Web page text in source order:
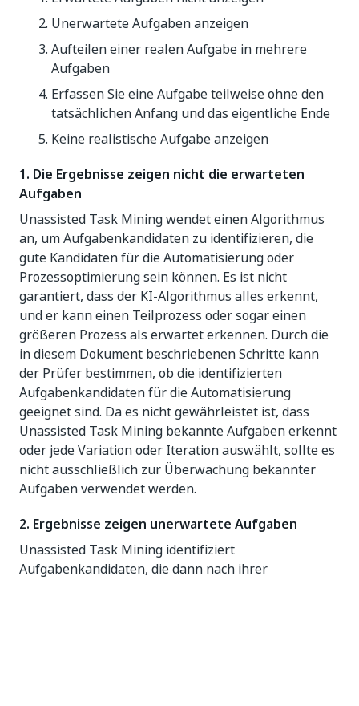
Unerwartete Aufgaben anzeigen
Aufteilen einer realen Aufgabe in mehrere
Aufgaben
Erfassen Sie eine Aufgabe teilweise ohne den
tatsächlichen Anfang und das eigentliche Ende
Keine realistische Aufgabe anzeigen
1. Die Ergebnisse zeigen nicht die erwarteten
Aufgaben
Unassisted Task Mining wendet einen Algorithmus
an, um Aufgabenkandidaten zu identifizieren, die
gute Kandidaten für die Automatisierung oder
Prozessoptimierung sein können. Es ist nicht
garantiert, dass der KI-Algorithmus alles erkennt,
und er kann einen Teilprozess oder sogar einen
größeren Prozess als erwartet erkennen. Durch die
in diesem Dokument beschriebenen Schritte kann
der Prüfer bestimmen, ob die identifizierten
Aufgabenkandidaten für die Automatisierung
geeignet sind. Da es nicht gewährleistet ist, dass
Unassisted Task Mining bekannte Aufgaben erkennt
oder jede Variation oder Iteration auswählt, sollte es
nicht ausschließlich zur Überwachung bekannter
Aufgaben verwendet werden.
2. Ergebnisse zeigen unerwartete Aufgaben
Unassisted Task Mining identifiziert
Aufgabenkandidaten, die dann nach ihrer